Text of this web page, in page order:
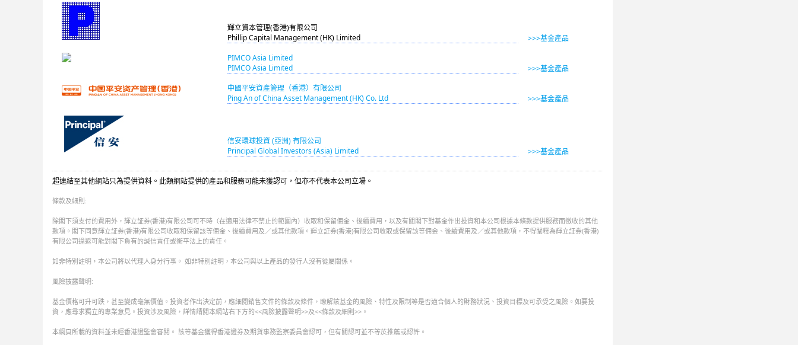
輝立資本管理(香港)有限公司
Phillip Capital Management (HK) Limited
>>>基金產品
PIMCO Asia Limited
PIMCO Asia Limited
>>>基金產品
中國平安資產管理（香港）有限公司
Ping An of China Asset Management (HK) Co. Ltd
>>>基金產品
信安環球投資 (亞洲) 有限公司
Principal Global Investors (Asia) Limited
>>>基金產品
超連結至其他網站只為提供資料。此類網站提供的產品和服務可能未獲認可，但亦不代表本公司立場。
條款及細則:
除閣下須支付的費用外，輝立証券(香港)有限公司可不時（在適用法律不禁止的範圍內）收取和保留佣金、後續費用，以及有關閣下對基金作出投資和本公司根據本條款提供服務而徵收的其他
款項。閣下同意輝立証券(香港)有限公司收取和保留該等佣金、後續費用及／或其他款項。輝立証券(香港)有限公司收取或保留該等佣金、後續費用及／或其他款項，不得闡釋為輝立証券(香港)
有限公司違返可能對閣下負有的誠信責任或衡平法上的責任。
如非特別註明，本公司將以代理人身分行事。 如非特別註明，本公司與以上產品的發行人沒有從屬關係。
風險披露聲明:
基金價格可升可跌，甚至變成毫無價值。投資者作出決定前，應細閱銷售文件的條款及條件，瞭解該基金的風險、特性及限制等是否適合個人的財務狀況、投資目標及可承受之風險。如要投
資，應尋求獨立的專業意見。投資涉及風險，詳情請閱本網站右下方的<<風險披露聲明>>及<<條款及細則>>。
本網頁所載的資料並未經香港證監會審閱。 該等基金獲得香港證券及期貨事務監察委員會認可，但有關認可並不等於推薦或認許。